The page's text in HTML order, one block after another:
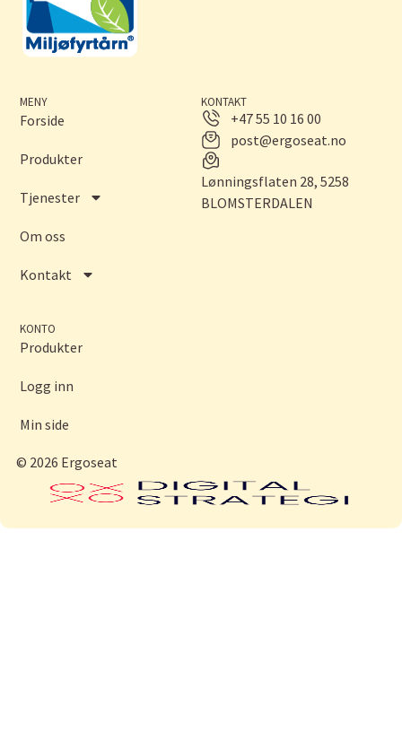
MENY
Forside
Produkter
Tjenester
Om oss
Kontakt
KONTAKT
+47 55 10 16 00
post@ergoseat.no
Lønningsflaten 28, 5258
BLOMSTERDALEN
KONTO
Produkter
Logg inn
Min side
© 2026 Ergoseat